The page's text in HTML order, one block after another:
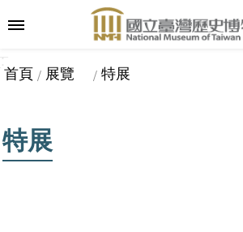
跳到主要內容區塊
階
尋
:::
首頁 展覽 特展
特展